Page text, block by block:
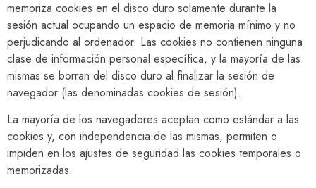
memoriza cookies en el disco duro solamente durante la
sesión actual ocupando un espacio de memoria mínimo y no
perjudicando al ordenador. Las cookies no contienen ninguna
clase de información personal específica, y la mayoría de las
mismas se borran del disco duro al finalizar la sesión de
navegador (las denominadas cookies de sesión).
La mayoría de los navegadores aceptan como estándar a las
cookies y, con independencia de las mismas, permiten o
impiden en los ajustes de seguridad las cookies temporales o
memorizadas.